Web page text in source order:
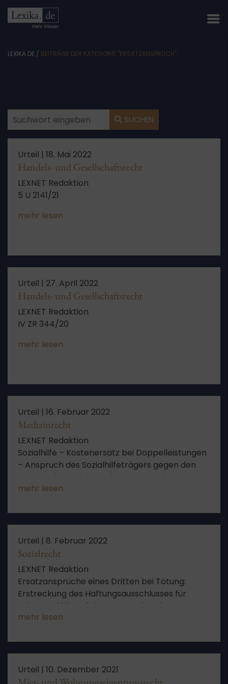
LEXIKA.DE / BEITRÄGE DER KATEGORIE "ERSATZANSPRUCH"
SUCHEN
Urteil | 18. Mai 2022
Handels- und Gesellschaftsrecht
LEXNET Redaktion
5 U 2141/21
mehr lesen
Urteil | 27. April 2022
Handels- und Gesellschaftsrecht
LEXNET Redaktion
IV ZR 344/20
mehr lesen
Urteil | 16. Februar 2022
Medizinrecht
LEXNET Redaktion
Sozialhilfe – Kostenersatz bei Doppelleistungen
– Anspruch des Sozialhilfeträgers gegen den
Leistungsberechtigten bei Leistung des
vorrangig verpflichteten
Leistung des Sozialhilfeträgers
mehr lesen
Urteil | 8. Februar 2022
Sozialrecht
LEXNET Redaktion
Ersatzansprüche eines Dritten bei Tötung:
Erstreckung des Haftungsausschlusses für
Arbeitsunfälle auf den Anspruch auf
Hinterbliebenengeld
mehr lesen
Urteil | 10. Dezember 2021